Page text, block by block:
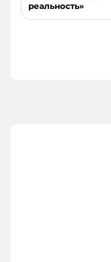
реальность»